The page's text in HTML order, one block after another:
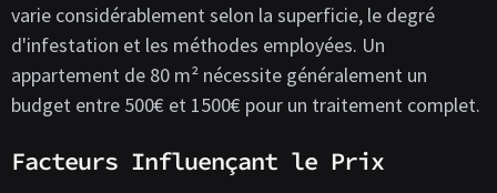
varie considérablement selon la superficie, le degré
d'infestation et les méthodes employées. Un
appartement de 80 m² nécessite généralement un
budget entre 500€ et 1500€ pour un traitement complet.
Facteurs Influençant le Prix